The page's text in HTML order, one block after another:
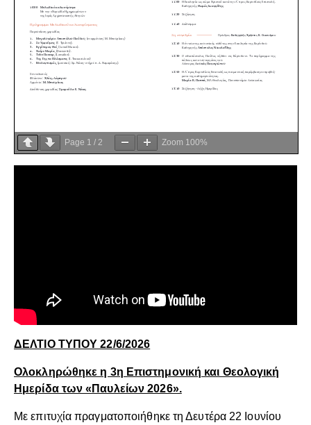
Page 1 / 2 Zoom 100%
ΔΕΛΤΙΟ ΤΥΠΟΥ 22/6/2026
Ολοκληρώθηκε η 3η Επιστημονική και Θεολογική
Ημερίδα των «Παυλείων 2026».
Με επιτυχία πραγματοποιήθηκε τη Δευτέρα 22 Ιουνίου